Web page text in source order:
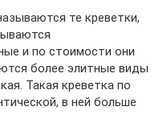
те креветки,
и по стоимости они
более элитные виды
Такая креветка по
в ней больше